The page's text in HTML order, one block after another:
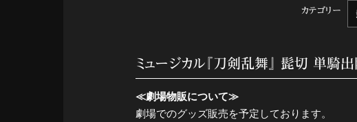
配信
ライブビューイング
カテゴリー
ミュージカル『刀剣乱舞』 髭切 単騎
≪劇場物販について≫
劇場でのグッズ販売を予定しております。